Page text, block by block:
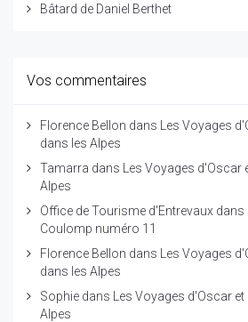
Bâtard de Daniel Berthet
Vos commentaires
Florence Bellon dans
Les Voyages
dans les Alpes
Tamarra dans
Les Voyages
Alpes
Office de Tourisme d'Entrevaux dans
Coulomp numéro 11
Florence Bellon dans
Les Voyages
dans les Alpes
Sophie dans
Les Voyages d'Oscar
Alpes